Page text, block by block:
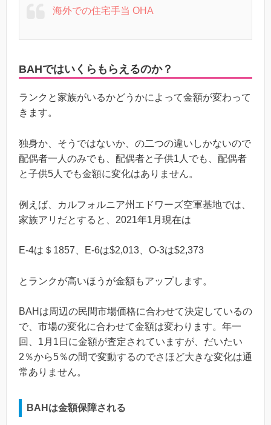
海外での住宅手当 OHA
BAHではいくらもらえるのか？
ランクと家族がいるかどうかによって金額が変わって
きます。
独身か、そうではないか、の二つの違いしかないので
配偶者一人のみでも、配偶者と子供1人でも、配偶者
と子供5人でも金額に変化はありません。
例えば、カルフォルニア州エドワーズ空軍基地では、
家族アリだとすると、2021年1月現在は
E-4は＄1857、E-6は$2,013、O-3は$2,373
とランクが高いほうが金額もアップします。
BAHは周辺の民間市場価格に合わせて決定しているの
で、市場の変化に合わせて金額は変わります。年一
回、1月1日に金額が査定されていますが、だいたい
2％から5％の間で変動するのでさほど大きな変化は通
常ありません。
BAHは金額保障される